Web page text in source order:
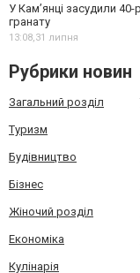
У Камʼянці засудили
гранату
13:08,31 липня
Рубрики новин
Загальний розділ
Туризм
Будівництво
Бізнес
Жіночий розділ
Економіка
Кулінарія